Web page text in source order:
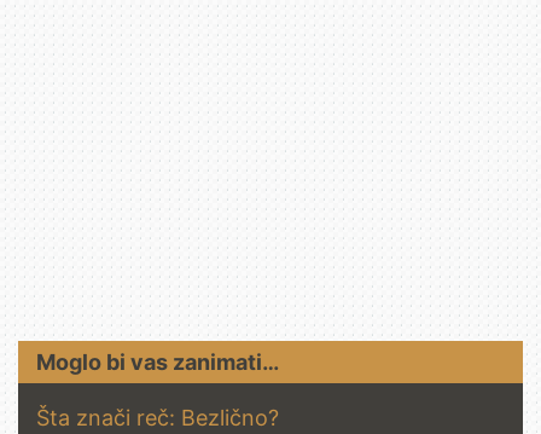
Moglo bi vas zanimati…
Šta znači reč: Bezlično?